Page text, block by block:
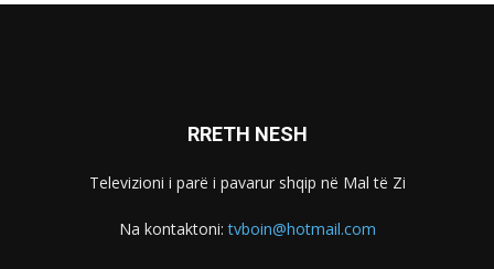
RRETH NESH
Televizioni i parë i pavarur shqip në Mal të Zi
Na kontaktoni:tvboin@hotmail.com